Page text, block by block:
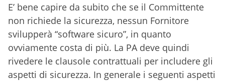
E’ bene capire da subito che se il Committente
non richiede la sicurezza, nessun Fornitore
svilupperà “software sicuro”, in quanto
ovviamente costa di più. La PA deve quindi
rivedere le clausole contrattuali per includere gli
aspetti di sicurezza. In generale i seguenti aspetti